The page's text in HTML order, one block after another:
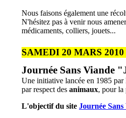
Nous faisons également une
N'hésitez pas à venir nous
médicaments, colliers, jouets...
SAMEDI 20 MARS 2010
Journée Sans Viande
Une initiative lancée en 1985
par respect des animaux, pour la
L'objectif du site Journée Sans